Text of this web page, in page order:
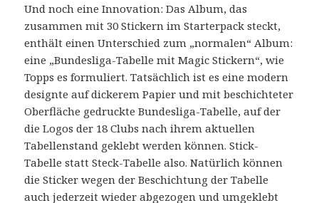
Und noch eine Innovation: Das Album, das
zusammen mit 30 Stickern im Starterpack steckt,
enthält einen Unterschied zum „normalen“ Album:
eine „Bundesliga-Tabelle mit Magic Stickern“, wie
Topps es formuliert. Tatsächlich ist es eine modern
designte auf dickerem Papier und mit beschichteter
Oberfläche gedruckte Bundesliga-Tabelle, auf der
die Logos der 18 Clubs nach ihrem aktuellen
Tabellenstand geklebt werden können. Stick-
Tabelle statt Steck-Tabelle also. Natürlich können
die Sticker wegen der Beschichtung der Tabelle
auch jederzeit wieder abgezogen und umgeklebt